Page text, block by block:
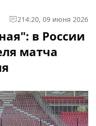
214:20, 09 июня 2026
в России
матча